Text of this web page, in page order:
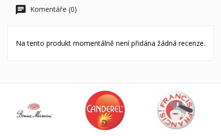
Komentáře (0)
Na tento produkt momentálně není přidána žádná recenze.